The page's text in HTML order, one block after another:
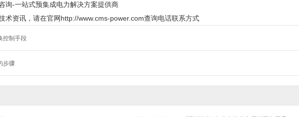
询-一站式预集成电力解决方案提供商
术资讯，请在官网http://www.cms-power.com查询电话联系方式
控制手段
步骤